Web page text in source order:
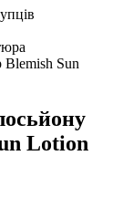
Sun
Lotion